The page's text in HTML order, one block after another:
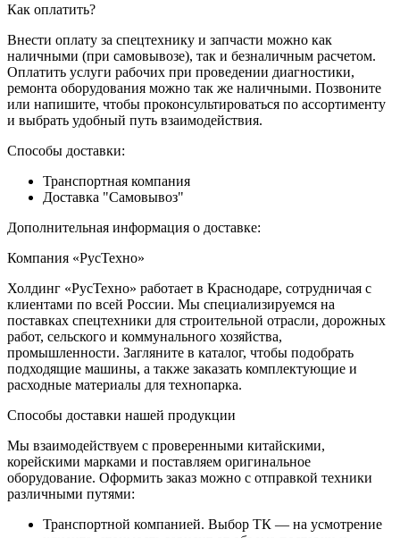
Как оплатить?
Внести оплату за спецтехнику и запчасти можно как
наличными (при самовывозе), так и безналичным расчетом.
Оплатить услуги рабочих при проведении диагностики,
ремонта оборудования можно так же наличными. Позвоните
или напишите, чтобы проконсультироваться по ассортименту
и выбрать удобный путь взаимодействия.
Способы доставки:
Транспортная компания
Доставка "Самовывоз"
Дополнительная информация о доставке:
Компания «РусТехно»
Холдинг «РусТехно» работает в Краснодаре, сотрудничая с
клиентами по всей России. Мы специализируемся на
поставках спецтехники для строительной отрасли, дорожных
работ, сельского и коммунального хозяйства,
промышленности. Загляните в каталог, чтобы подобрать
подходящие машины, а также заказать комплектующие и
расходные материалы для технопарка.
Способы доставки нашей продукции
Мы взаимодействуем с проверенными китайскими,
корейскими марками и поставляем оригинальное
оборудование. Оформить заказ можно с отправкой техники
различными путями:
Транспортной компанией. Выбор ТК — на усмотрение